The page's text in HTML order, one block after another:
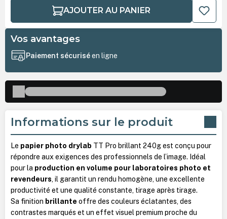
AJOUTER AU PANIER
Vos avantages
Paiement sécuriséen ligne
Informations sur le produit
Le papier photo drylab TT Pro brillant 240g est conçu pour
répondre aux exigences des professionnels de l’image. Idéal
pour la production en volume pour laboratoires photo et
revendeurs, il garantit un rendu homogène, une excellente
productivité et une qualité constante, tirage après tirage.
Sa finition brillante offre des couleurs éclatantes, des
contrastes marqués et un effet visuel premium proche du